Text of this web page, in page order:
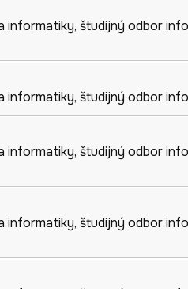
informatiky, študijný odbor
informatiky, študijný odbor
informatiky, študijný odbor
informatiky, študijný odbor